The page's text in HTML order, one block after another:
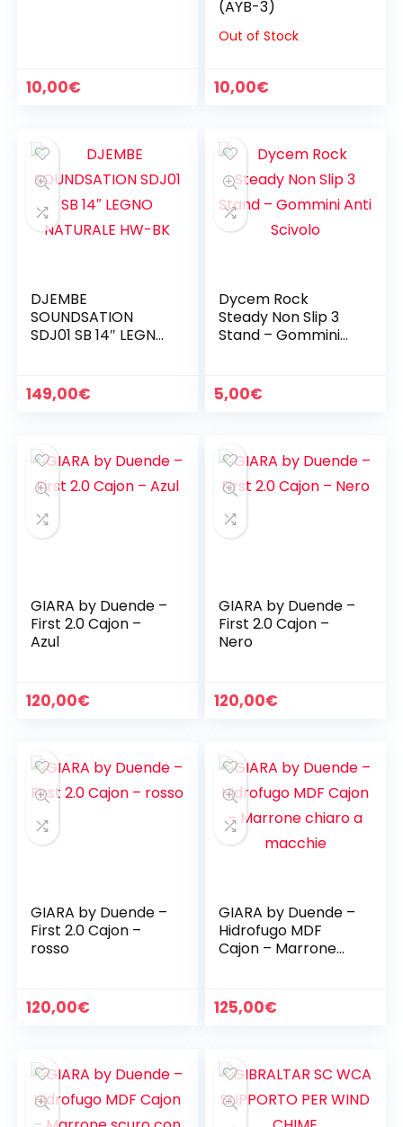
10,00€
(AYB-3)
Out of Stock
10,00€
DJEMBE
SOUNDSATION
SDJ01 SB 14″ LEGNO
149,00€
Dycem Rock
Steady Non Slip 3
Stand – Gommini
5,00€
GIARA by Duende –
First 2.0 Cajon –
Azul
120,00€
GIARA by Duende –
First 2.0 Cajon –
Nero
120,00€
GIARA by Duende –
First 2.0 Cajon –
rosso
120,00€
GIARA by Duende –
Hidrofugo MDF
Cajon – Marrone
125,00€